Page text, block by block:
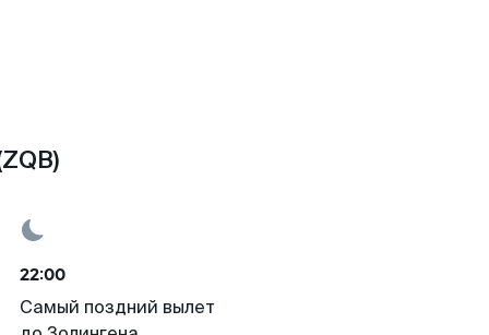
22:00
Самый поздний вылет